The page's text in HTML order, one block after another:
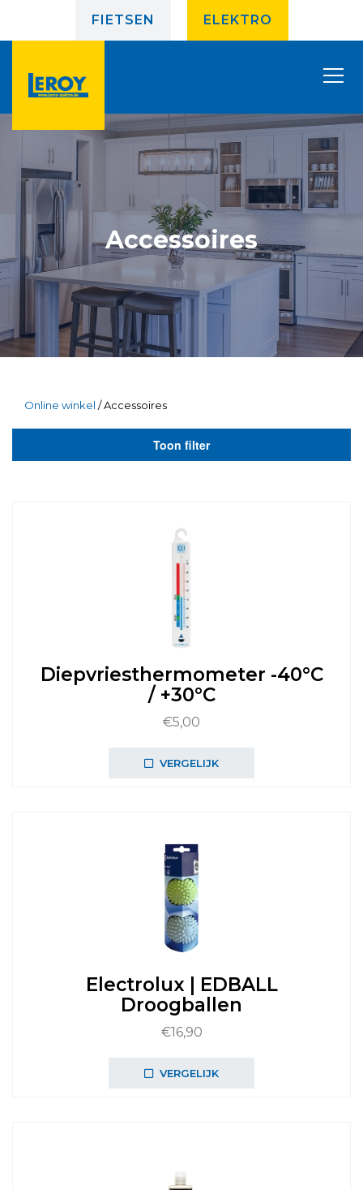
FIETSEN ELEKTRO
Accessoires
Online winkel / Accessoires
Toon filter
Diepvriesthermometer -40°C
/ +30°C
€5,00
VERGELIJK
Electrolux | EDBALL
Droogballen
€16,90
VERGELIJK